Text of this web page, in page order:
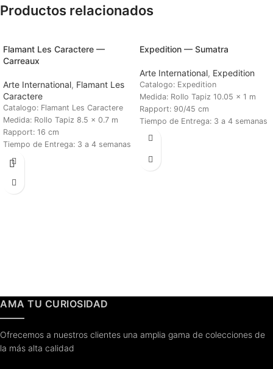
Productos relacionados
Flamant Les Caractere —
Carreaux
Arte International, Flamant Les
Caractere
Catalogo: Flamant Les Caractere
Medida: Rollo Tapiz 8.5 x 0.7 m
Rapport: 16 cm
Tiempo de Entrega: 3 a 4 semanas
Expedition — Sumatra
Arte International, Expedition
Catalogo: Expedition
Medida: Rollo Tapiz 10.05 x 1 m
Rapport: 90/45 cm
Tiempo de Entrega: 3 a 4 semanas
AMA TU CURIOSIDAD
Ofrecemos a nuestros clientes una amplia gama de colecciones de
la más alta calidad